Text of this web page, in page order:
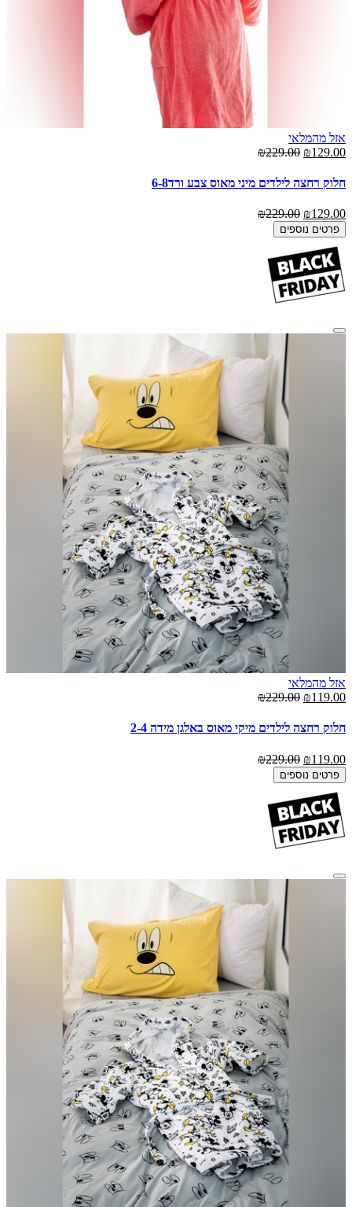
אזל מהמלאי
₪129.00
₪229.00
חלוק רחצה לילדים מיני מאוס צבע ורד6-8
₪129.00
₪229.00
פרטים נוספים
אזל מהמלאי
₪119.00
₪229.00
חלוק רחצה לילדים מיקי מאוס באלגן מידה 2-4
₪119.00
₪229.00
פרטים נוספים